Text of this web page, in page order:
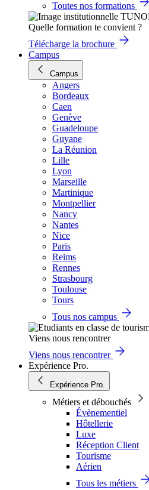
Toutes nos formations
Quelle formation te convient ?
Télécharge la brochure
Campus
Campus
Angers
Bordeaux
Caen
Genève
Guadeloupe
Guyane
La Réunion
Lille
Lyon
Marseille
Martinique
Montpellier
Nancy
Nantes
Nice
Paris
Reims
Rennes
Strasbourg
Toulouse
Tours
Tous nos campus
Viens nous rencontrer
Viens nous rencontrer
Expérience Pro.
Expérience Pro.
Métiers et débouchés
Évènementiel
Hôtellerie
Luxe
Réception Client
Tourisme
Aérien
Tous les métiers